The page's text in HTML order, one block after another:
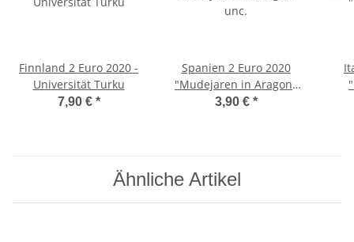
Finnland 2 Euro 2020 -
Universität Turku
7,90 € *
Spanien 2 Euro 2020
"Mudejaren in Aragon"
unc.
3,90 € *
Ähnliche Artikel